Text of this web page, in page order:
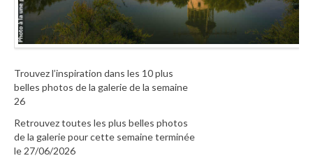
Trouvez l’inspiration dans les 10 plus
belles photos de la galerie de la semaine
26
Retrouvez toutes les plus belles photos
de la galerie pour cette semaine terminée
le 27/06/2026